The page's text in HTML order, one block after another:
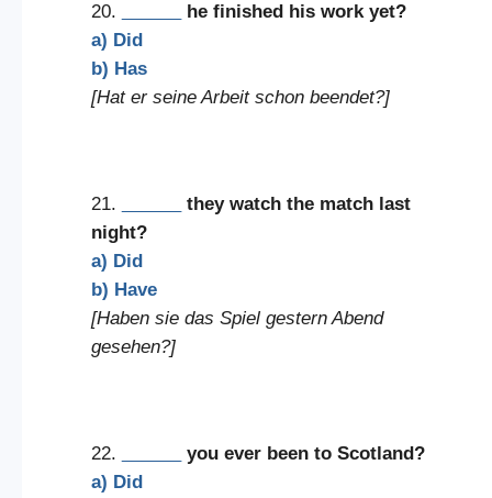
20.
he finished his work yet?
a) Did
b) Has
[Hat er seine Arbeit schon beendet?]
21.
they watch the match last
night?
a) Did
b) Have
[Haben sie das Spiel gestern Abend
gesehen?]
22.
you ever been to Scotland?
a) Did